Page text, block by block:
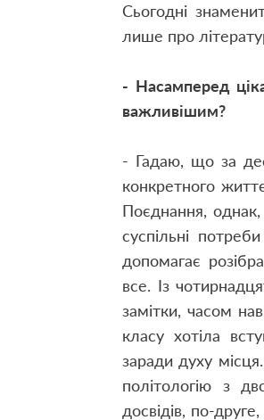
Сьогодні
лише про
- Насамперед
важливішим?
- Гадаю, що за
конкретного
Поєднання,
суспільні
допомагає
все. Із
замітки, часом
класу хотіла
заради духу
політологію з
досвідів, по-